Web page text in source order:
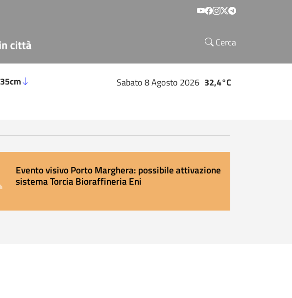
Social menu
Cerca
35cm Sabato 8 Agosto 2026 32,4°C
Evento visivo Porto Marghera: possibile attivazione
sistema Torcia Bioraffineria Eni